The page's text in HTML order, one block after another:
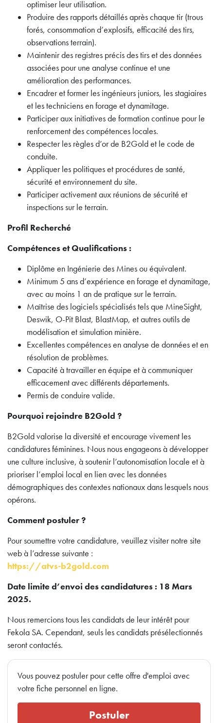
optimiser leur utilisation.
Produire des rapports détaillés après chaque tir (trous
forés, consommation d’explosifs, efficacité des tirs,
observations terrain).
Maintenir des registres précis des tirs et des données
associées pour une analyse continue et une
amélioration des performances.
Encadrer et former les ingénieurs juniors, les stagiaires
et les techniciens en forage et dynamitage.
Participer aux initiatives de formation continue pour le
renforcement des compétences locales.
Respecter les règles d’or de B2Gold et le code de
conduite.
Appliquer les politiques et procédures de santé,
sécurité et environnement du site.
Participer activement aux réunions de sécurité et
inspections sur le terrain.
Profil Recherché
Compétences et Qualifications :
Diplôme en Ingénierie des Mines ou équivalent.
Minimum 5 ans d’expérience en forage et dynamitage,
avec au moins 1 an de pratique sur le terrain.
Maîtrise des logiciels spécialisés tels que MineSight,
Deswik, O-Pit Blast, BlastMap, et autres outils de
modélisation et simulation minière.
Excellentes compétences en analyse de données et en
résolution de problèmes.
Capacité à travailler en équipe et à communiquer
efficacement avec différents départements.
Permis de conduire valide.
Pourquoi rejoindre B2Gold ?
B2Gold valorise la diversité et encourage vivement les
candidatures féminines. Nous nous engageons à développer
une culture inclusive, à soutenir l’autonomisation locale et à
prioriser l’emploi local en lien avec les données
démographiques des contextes nationaux dans lesquels nous
opérons.
Comment postuler ?
Pour soumettre votre candidature, veuillez visiter notre site
web à l’adresse suivante :
https://atvs-b2gold.com
Date limite d’envoi des candidatures : 18 Mars
2025.
Nous remercions tous les candidats de leur intérêt pour
Fekola SA. Cependant, seuls les candidats présélectionnés
seront contactés.
Vous pouvez postuler pour cette offre d'emploi avec
votre fiche personnel en ligne.
Postuler